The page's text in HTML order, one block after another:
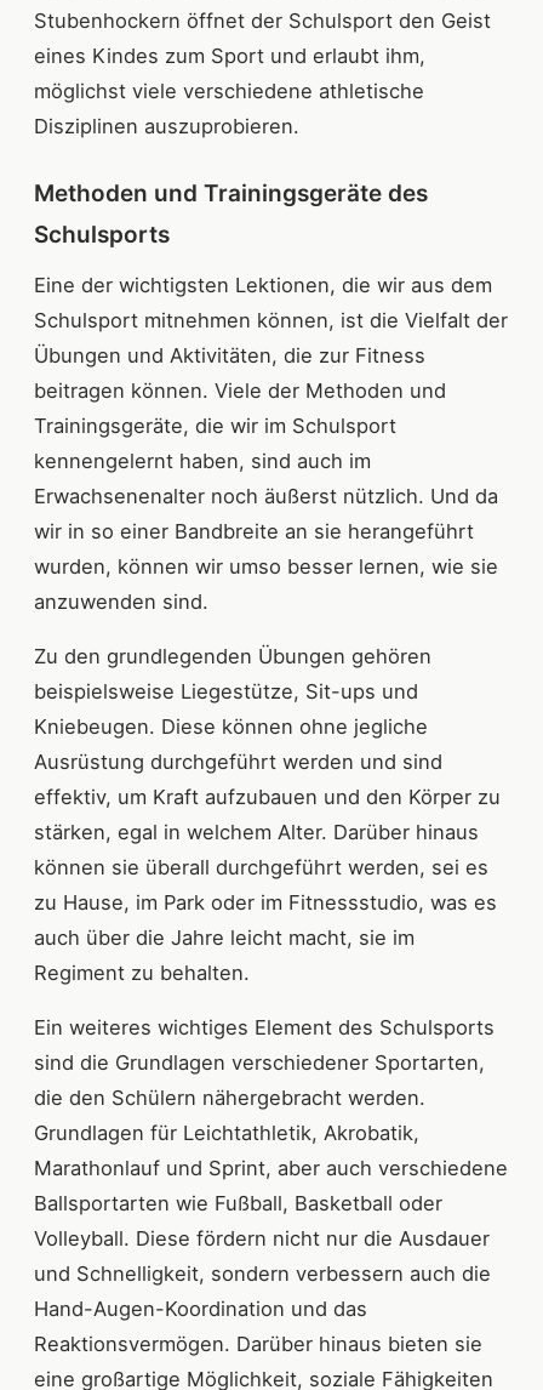
Stubenhockern öffnet der Schulsport den Geist
eines Kindes zum Sport und erlaubt ihm,
möglichst viele verschiedene athletische
Disziplinen auszuprobieren.
Methoden und Trainingsgeräte des
Schulsports
Eine der wichtigsten Lektionen, die wir aus dem
Schulsport mitnehmen können, ist die Vielfalt der
Übungen und Aktivitäten, die zur Fitness
beitragen können. Viele der Methoden und
Trainingsgeräte, die wir im Schulsport
kennengelernt haben, sind auch im
Erwachsenenalter noch äußerst nützlich. Und da
wir in so einer Bandbreite an sie herangeführt
wurden, können wir umso besser lernen, wie sie
anzuwenden sind.
Zu den grundlegenden Übungen gehören
beispielsweise Liegestütze, Sit-ups und
Kniebeugen. Diese können ohne jegliche
Ausrüstung durchgeführt werden und sind
effektiv, um Kraft aufzubauen und den Körper zu
stärken, egal in welchem Alter. Darüber hinaus
können sie überall durchgeführt werden, sei es
zu Hause, im Park oder im Fitnessstudio, was es
auch über die Jahre leicht macht, sie im
Regiment zu behalten.
Ein weiteres wichtiges Element des Schulsports
sind die Grundlagen verschiedener Sportarten,
die den Schülern nähergebracht werden.
Grundlagen für Leichtathletik, Akrobatik,
Marathonlauf und Sprint, aber auch verschiedene
Ballsportarten wie Fußball, Basketball oder
Volleyball. Diese fördern nicht nur die Ausdauer
und Schnelligkeit, sondern verbessern auch die
Hand-Augen-Koordination und das
Reaktionsvermögen. Darüber hinaus bieten sie
eine großartige Möglichkeit, soziale Fähigkeiten